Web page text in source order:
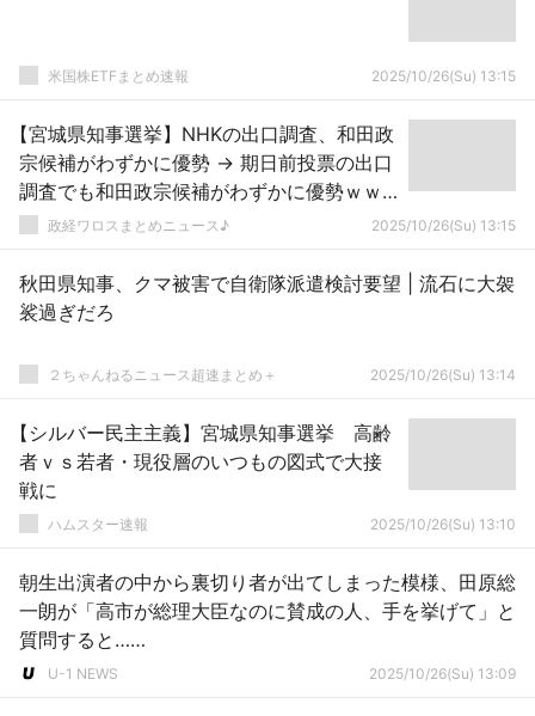
米国株ETFまとめ速報 2025/10/26(Su) 13:15
【宮城県知事選挙】NHKの出口調査、和田政
宗候補がわずかに優勢 → 期日前投票の出口
調査でも和田政宗候補がわずかに優勢ｗｗ
ｗｗｗｗｗｗｗｗｗｗｗｗｗｗｗｗｗ
政経ワロスまとめニュース♪ 2025/10/26(Su) 13:15
秋田県知事、クマ被害で自衛隊派遣検討要望 | 流石に大袈
裟過ぎだろ
２ちゃんねるニュース超速まとめ＋ 2025/10/26(Su) 13:14
【シルバー民主主義】宮城県知事選挙 高齢
者ｖｓ若者・現役層のいつもの図式で大接
戦に
ハムスター速報 2025/10/26(Su) 13:10
朝生出演者の中から裏切り者が出てしまった模様、田原総
一朗が「高市が総理大臣なのに賛成の人、手を挙げて」と
質問すると……
U-1 NEWS 2025/10/26(Su) 13:09